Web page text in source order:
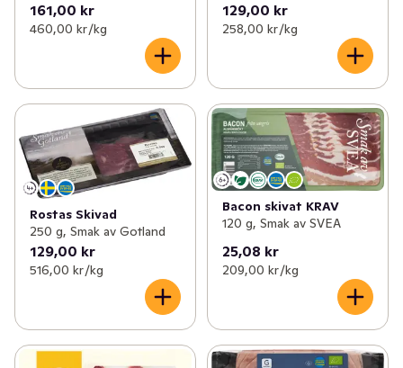
161,00 kr
460,00 kr /kg
129,00 kr
258,00 kr /kg
Rostas Skivad
250 g, Smak av Gotland
129,00 kr
516,00 kr /kg
Bacon skivat KRAV
120 g, Smak av SVEA
25,08 kr
209,00 kr /kg